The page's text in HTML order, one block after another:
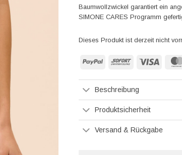
Baumwollzwickel garantiert ein
SIMONE CARES Programm
Dieses Produkt ist derzeit nicht
PayPal Sofort Visa
Beschreibung
Produktsicherheit
Versand & Rückgabe